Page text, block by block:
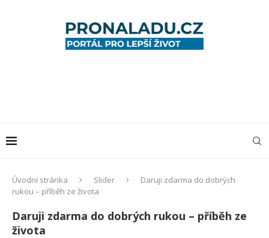
Úvodní stránka Slider
Daruji zdarma do dobrých
rukou – příběh ze života
Daruji zdarma do dobrých rukou – příběh ze
života